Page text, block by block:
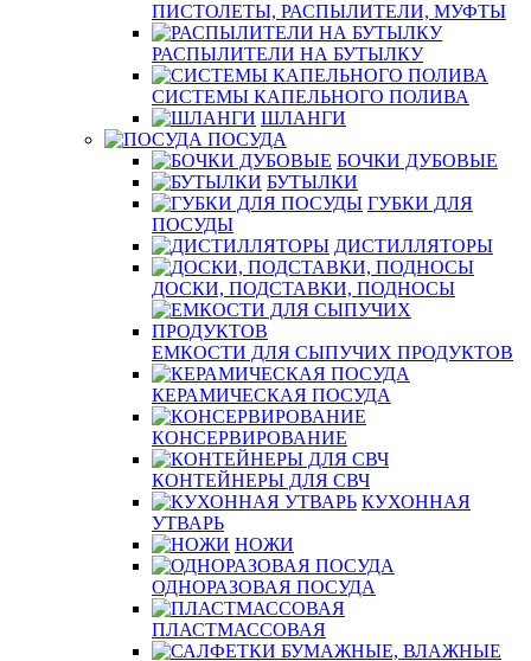
ПИСТОЛЕТЫ, РАСПЫЛИТЕЛИ, МУФТЫ
РАСПЫЛИТЕЛИ НА БУТЫЛКУ
СИСТЕМЫ КАПЕЛЬНОГО ПОЛИВА
ШЛАНГИ
ПОСУДА
БОЧКИ ДУБОВЫЕ
БУТЫЛКИ
ГУБКИ ДЛЯ
ПОСУДЫ
ДИСТИЛЛЯТОРЫ
ДОСКИ, ПОДСТАВКИ, ПОДНОСЫ
ЕМКОСТИ ДЛЯ СЫПУЧИХ ПРОДУКТОВ
КЕРАМИЧЕСКАЯ ПОСУДА
КОНСЕРВИРОВАНИЕ
КОНТЕЙНЕРЫ ДЛЯ СВЧ
КУХОННАЯ
УТВАРЬ
НОЖИ
ОДНОРАЗОВАЯ ПОСУДА
ПЛАСТМАССОВАЯ